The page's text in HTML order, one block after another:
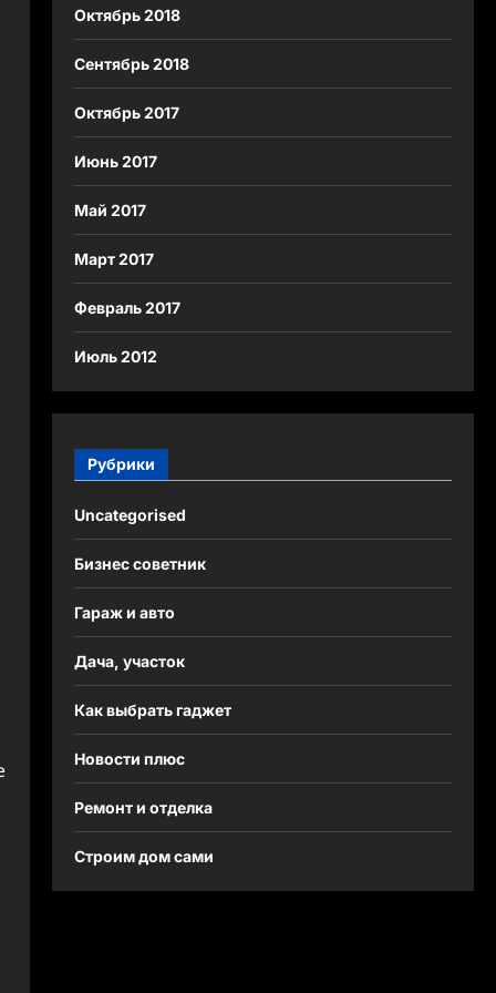
Октябрь 2018
Сентябрь 2018
Октябрь 2017
Июнь 2017
Май 2017
Март 2017
Февраль 2017
Июль 2012
Рубрики
Uncategorised
Бизнес советник
Гараж и авто
Дача, участок
Как выбрать гаджет
Новости плюс
Ремонт и отделка
Строим дом сами